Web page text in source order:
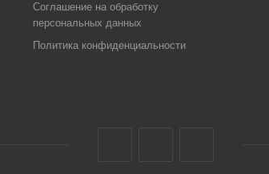
Соглашение на обработку
персональных данных
Политика конфиденциальности